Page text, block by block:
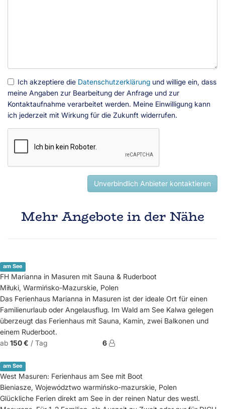
Ich akzeptiere die Datenschutzerklärung und willige ein, dass
meine Angaben zur Bearbeitung der Anfrage und zur
Kontaktaufnahme verarbeitet werden. Meine Einwilligung kann
ich jederzeit mit Wirkung für die Zukunft widerrufen.
Unverbindlich Anbieter kontaktieren
Mehr Angebote in der Nähe
am See
FH Marianna in Masuren mit Sauna & Ruderboot
Miłuki, Warmińsko-Mazurskie, Polen
Das Ferienhaus Marianna in Masuren ist der ideale Ort für einen
Familienurlaub oder Angelausflug. Im Wald am See Kalwa gelegen
überzeugt das Ferienhaus mit Sauna, Kamin, zwei Balkonen und
einem Ruderboot.
ab 150 € / Tag 6
am See
West Masuren: Ferienhaus am See mit Boot
Bieniasze, Województwo warmińsko-mazurskie, Polen
Glückliche Ferien direkt am See in der reinen Natur des westl.